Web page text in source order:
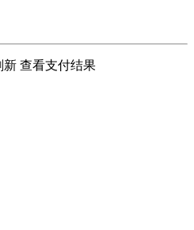
新 查看支付结果